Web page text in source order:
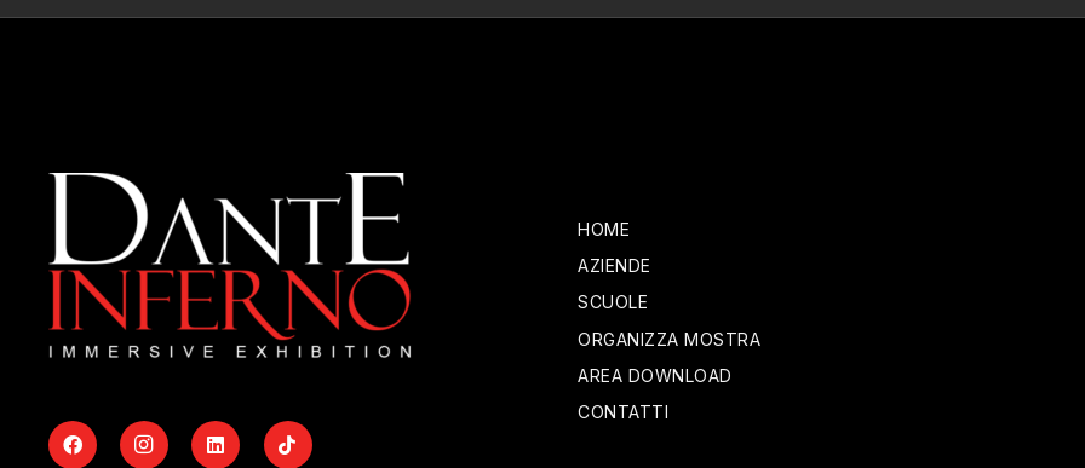
HOME
AZIENDE
SCUOLE
ORGANIZZA MOSTRA
AREA DOWNLOAD
CONTATTI